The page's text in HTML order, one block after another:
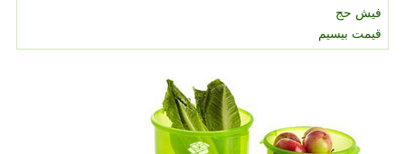
فیش حج
قیمت بیسیم